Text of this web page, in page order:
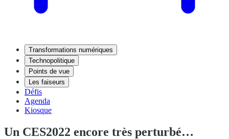
Transformations numériques
Technopolitique
Points de vue
Les faiseurs
Défis
Agenda
Kiosque
Un CES2022 encore très perturbé…